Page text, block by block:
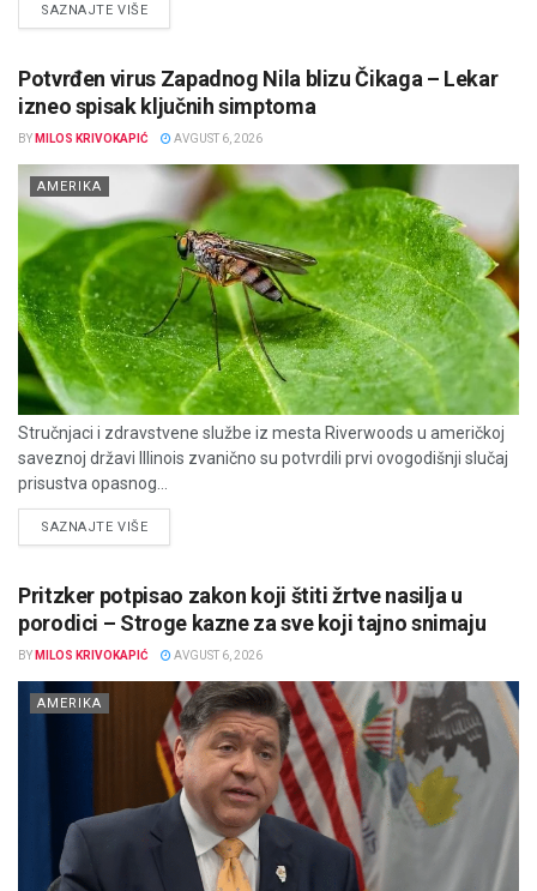
SAZNAJTE VIŠEDETAILS
Potvrđen virus Zapadnog Nila blizu Čikaga – Lekar
izneo spisak ključnih simptoma
BY MILOS KRIVOKAPIĆ AVGUST 6, 2026
AMERIKA
Stručnjaci i zdravstvene službe iz mesta Riverwoods u američkoj
saveznoj državi Illinois zvanično su potvrdili prvi ovogodišnji slučaj
prisustva opasnog...
SAZNAJTE VIŠEDETAILS
Pritzker potpisao zakon koji štiti žrtve nasilja u
porodici – Stroge kazne za sve koji tajno snimaju
BY MILOS KRIVOKAPIĆ AVGUST 6, 2026
AMERIKA